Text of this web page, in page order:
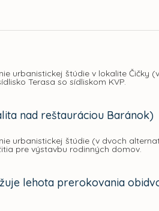
urbanistickej štúdie v lokalite Čičky
Terasa so sídliskom KVP.
nad reštauráciou Baránok)
urbanistickej štúdie (v dvoch
pre výstavbu rodinných domov.
lehota prerokovania